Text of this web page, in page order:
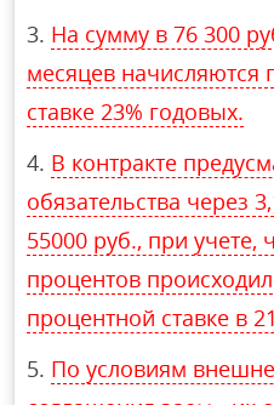
На сумму в 76 300
месяцев начисляются
ставке 23% годовых.
В контракте
обязательства через
55000 руб., при учете,
процентов
процентной ставке в
По условиям